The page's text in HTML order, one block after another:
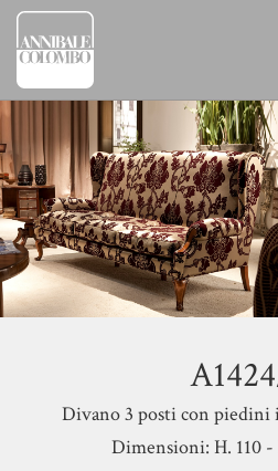
Divano 3 posti con piedini
Dimensioni: H. 110